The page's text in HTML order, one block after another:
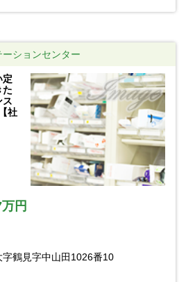
ションセンター
定
た
ス
社
円
字鶴見字中山田1026番10